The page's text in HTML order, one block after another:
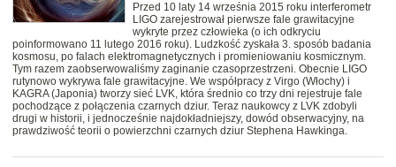
Przed 10 laty 14 września 2015 roku interferometr
LIGO zarejestrował pierwsze fale grawitacyjne
wykryte przez człowieka (o ich odkryciu
poinformowano 11 lutego 2016 roku). Ludzkość zyskała 3. sposób badania
kosmosu, po falach elektromagnetycznych i promieniowaniu kosmicznym.
Tym razem zaobserwowaliśmy zaginanie czasoprzestrzeni. Obecnie LIGO
rutynowo wykrywa fale grawitacyjne. We współpracy z Virgo (Włochy) i
KAGRA (Japonia) tworzy sieć LVK, która średnio co trzy dni rejestruje fale
pochodzące z połączenia czarnych dziur. Teraz naukowcy z LVK zdobyli
drugi w historii, i jednocześnie najdokładniejszy, dowód obserwacyjny, na
prawdziwość teorii o powierzchni czarnych dziur Stephena Hawkinga.